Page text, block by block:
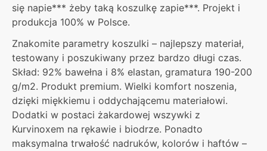
się napie*** żeby taką koszulkę zapie***. Projekt i
produkcja 100% w Polsce.
Znakomite parametry koszulki – najlepszy materiał,
testowany i poszukiwany przez bardzo długi czas.
Skład: 92% bawełna i 8% elastan, gramatura 190-200
g/m2. Produkt premium. Wielki komfort noszenia,
dzięki miękkiemu i oddychającemu materiałowi.
Dodatki w postaci żakardowej wszywki z
Kurvinoxem na rękawie i biodrze. Ponadto
maksymalna trwałość nadruków, kolorów i haftów –